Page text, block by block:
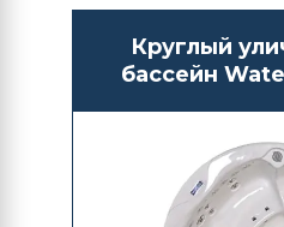
Круглый
бассейн